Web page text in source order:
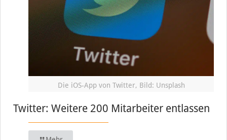
Die iOS-App von Twitter, Bild: Unsplash
Twitter: Weitere 200 Mitarbeiter entlassen